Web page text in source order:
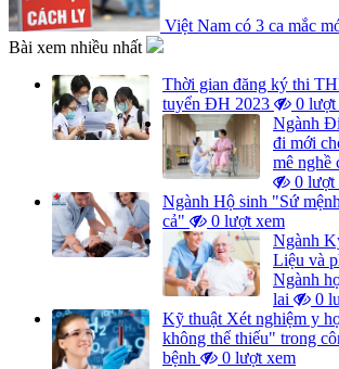
Việt Nam có 3 ca mắc
Bài xem nhiều nhất
Thời gian đăng ký thi
tuyển ĐH 2023
0 lượt
Ngành
đi mới
mê nghề
0 lượt
Ngành Hộ sinh "Sứ
cả"
0 lượt xem
Ngành
Liệu và
Ngành
lai
0
Kỹ thuật Xét nghiệm y
không thể thiếu" trong
bệnh
0 lượt xem